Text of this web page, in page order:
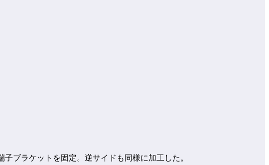
ブラケットを固定。逆サイドも同様に加工した。